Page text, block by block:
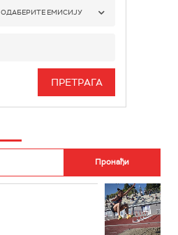
РАДИО БЕОГРАД 1
РАДИО БЕОГРАД 3
РАДИО РОКЕНРОЛЕР
ОДАБЕРИТЕ ЕМИСИЈУ
ИНФО